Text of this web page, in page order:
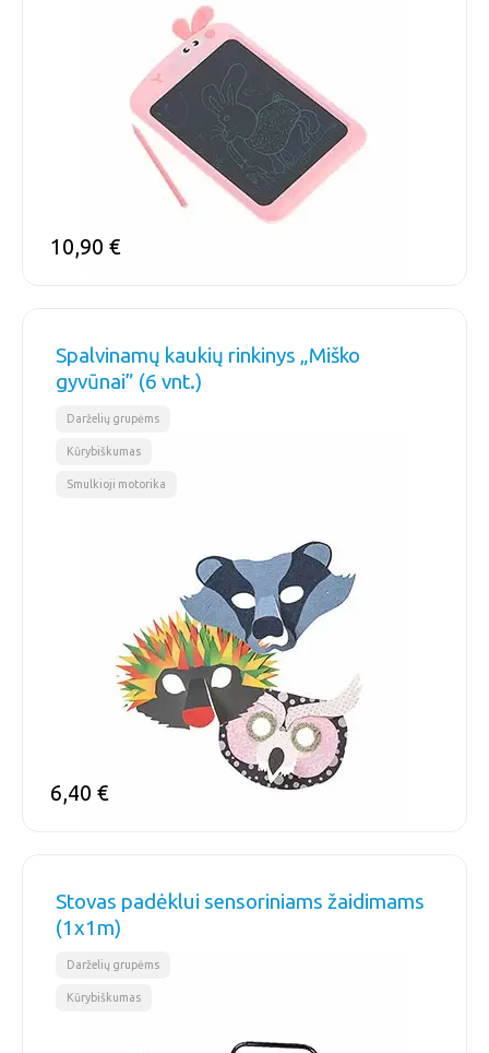
10,90 €
Spalvinamų kaukių rinkinys „Miško
gyvūnai” (6 vnt.)
Darželių grupėms
Kūrybiškumas
Smulkioji motorika
6,40 €
Stovas padėklui sensoriniams žaidimams
(1x1m)
Darželių grupėms
Kūrybiškumas